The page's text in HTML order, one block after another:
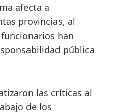
afecta a
provincias, al
han
pública
las críticas al
de los